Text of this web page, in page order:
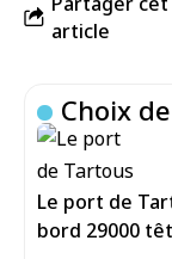
article
Choix
Le port de
bord 29000